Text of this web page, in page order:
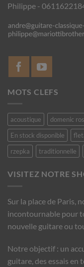
Philippe -
MOTS CLEFS
acoustique domenic
En stock disponible
rzepka
traditionnelle
VISITEZ NOTRE
Sur la place de Paris,
incontournable pour
nouvelle guitare ou
Notre objectif : un
guitare, des essais en